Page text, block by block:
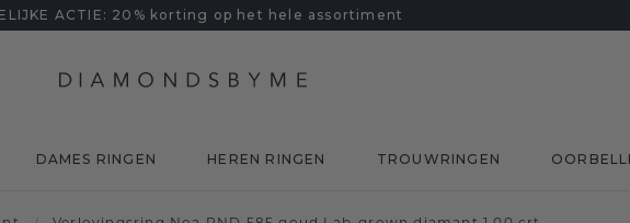
ACTIE: 20% korting op het hele assortiment
DAMES RINGEN HEREN RINGEN TROUWRINGEN